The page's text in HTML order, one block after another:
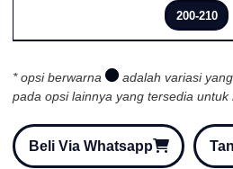
200-210
* opsi berwarna
adalah variasi
pada opsi lainnya yang tersedia untuk
Beli Via Whatsapp